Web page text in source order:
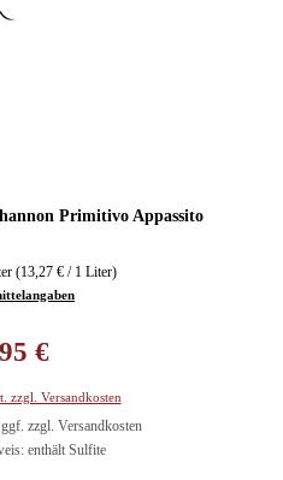
Primitivo Appassito
(13,27 € / 1 Liter)
€
zzgl. Versandkosten
zzgl. Versandkosten
enthält Sulfite